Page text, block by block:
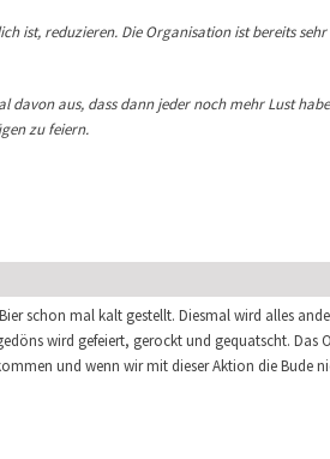
ist, reduzieren. Die Organisation ist bereits
davon aus, dass dann jeder noch mehr Lust
zu feiern.
schon mal kalt gestellt. Diesmal wird alles
wird gefeiert, gerockt und gequatscht. Das
und wenn wir mit dieser Aktion die Bude